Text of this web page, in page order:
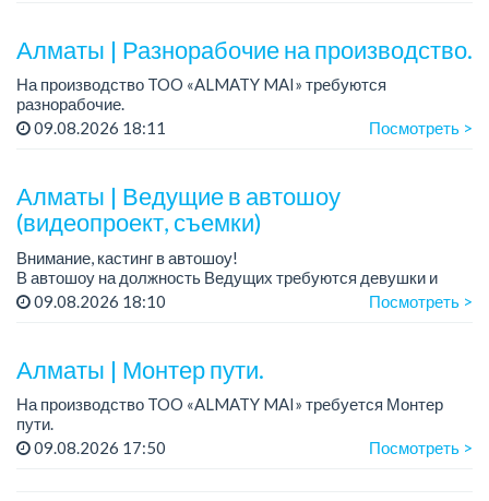
Алматы | Разнорабочие на производство.
На производство TOO «ALMATY MAI» требуются
разнорабочие.
Зарплата: от 250 000 до 300 000 тенге на руки.
09.08.2026 18:11 Посмотреть >
Алматы | Ведущие в автошоу
(видеопроект, съемки)
Внимание, кастинг в автошоу!
В автошоу на должность Ведущих требуются девушки и
парни. А также авто эксперты и авто перекупы.
09.08.2026 18:10 Посмотреть >
Алматы | Монтер пути.
На производство TOO «ALMATY MAI» требуется Монтер
пути.
Зарплата: 322 000 тенге.
09.08.2026 17:50 Посмотреть >